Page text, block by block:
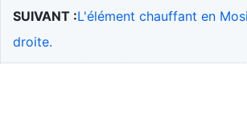
SUIVANT :L'élément chauffant en
droite.